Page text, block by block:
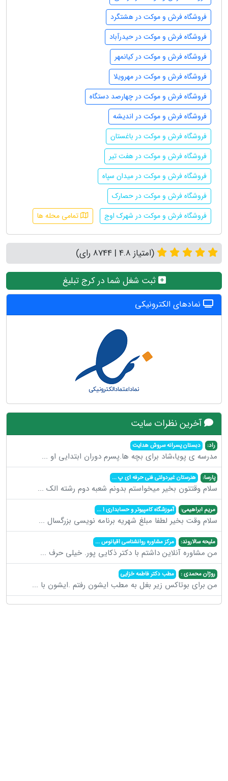
فروشگاه فرش و موکت در هشتگرد
فروشگاه فرش و موکت در حیدرآباد
فروشگاه فرش و موکت در کیانمهر
فروشگاه فرش و موکت در مهرویلا
فروشگاه فرش و موکت در چهارصد دستگاه
فروشگاه فرش و موکت در اندیشه
فروشگاه فرش و موکت در باغستان
فروشگاه فرش و موکت در هفت تیر
فروشگاه فرش و موکت در میدان سپاه
فروشگاه فرش و موکت در حصارک
فروشگاه فرش و موکت در شهرک اوج
تمامی محله ها
(امتیاز 4.8 | 8744 رای)
ثبت شغل شما در کرج تبلیغ
نمادهای الکترونیکی
آخرین نظرات سایت
راد: دبستان پسرانه سروش هدایت
مدرسه ی پویا،شاد برای بچه ها.پسرم دوران ابتدایی او ...
پارسا: هنرستان غیردولتی فنی حرفه ای پ...
سلام وقتتون بخیر میخواستم بدونم شعبه دوم رشته الک ...
مریم ابراهیمی: آموزشگاه کامپیوتر و حسابداری ا...
سلام وقت بخیر لطفا مبلغ شهریه برنامه نویسی بزرگسال ...
ملیحه سالاروند: مرکز مشاوره روانشناسی اقیانوس...
من مشاوره آنلاین داشتم با دکتر ذکایی پور. خیلی حرف ...
روژان محمدی : مطب دکتر فاطمه خزایی
من برای بوتاکس زیر بغل به مطب ایشون رفتم .ایشون با ...